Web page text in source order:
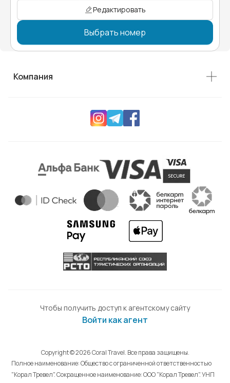
Редактировать
Выбрать номер
Компания
Чтобы получить доступ к агентскому сайту
Войти как агент
Copyright © 2026 Coral Travel. Все права защищены.
Полное наименование: Общество с ограниченной ответственностью
"Корал Тревел". Сокращенное наименование: ООО "Корал Тревел". УНП